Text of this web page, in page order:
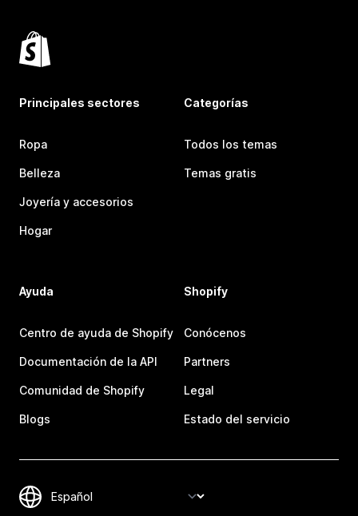
Principales sectores
Ropa
Belleza
Joyería y accesorios
Hogar
Categorías
Todos los temas
Temas gratis
Ayuda
Centro de ayuda de Shopify
Documentación de la API
Comunidad de Shopify
Blogs
Shopify
Conócenos
Partners
Legal
Estado del servicio